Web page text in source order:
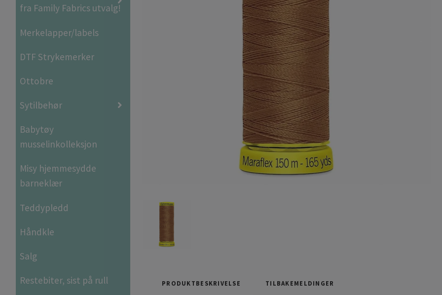
fra Family Fabrics utvalg!
Merkelapper/labels
DTF Strykemerker
Ottobre
Sytilbehør
Babytøy
musselinkolleksjon
Misy hjemmesydde
barneklær
Teddypledd
Håndkle
Salg
Restebiter, sist på rull PRODUKTBESKRIVELSE TILBAKEMELDINGER